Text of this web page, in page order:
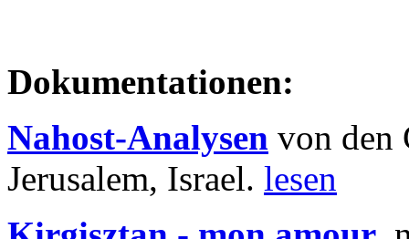
Dokumentationen:
Nahost-Analysen von den
Jerusalem, Israel. lesen